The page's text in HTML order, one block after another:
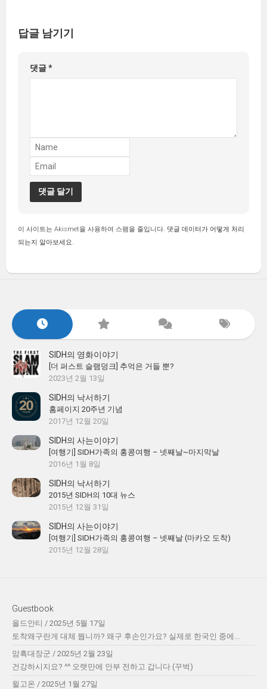
답글 남기기
댓글*
이 사이트는 Akismet을 사용하여 스팸을 줄입니다. 댓글 데이터가 어떻게 처리
되는지 알아보세요.
SIDH의 영화이야기
[더 퍼스트 슬램덩크] 추억은 거들 뿐?
2023년 2월 13일
SIDH의 낙서하기
홈페이지 20주년 기념
2017년 12월 20일
SIDH의 사는이야기
[여행기] SIDH가족의 홍콩여행 – 넷째날~마지막날
2016년 1월 8일
SIDH의 낙서하기
2015년 SIDH의 10대 뉴스
2015년 12월 31일
SIDH의 사는이야기
[여행기] SIDH가족의 홍콩여행 – 넷째날 (마카오 도착)
2015년 12월 28일
Guestbook
올드안티 / 2025년 5월 17일
토착왜구란게 대체 뭡니까? 왜구 후손인가요? 실제로 한국인 중에...
암흑대장군 / 2025년 2월 23일
건강하시지요? ^^ 오랫만에 안부 전하고 갑니다 (꾸벅)
윌고온 / 2025년 1월 27일